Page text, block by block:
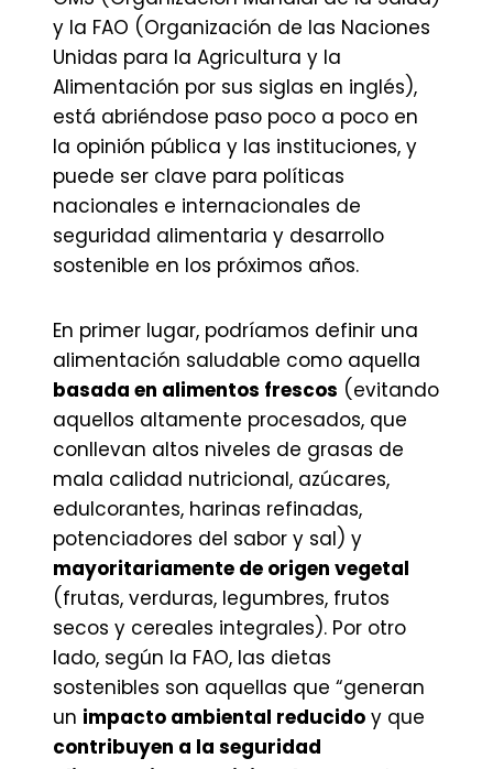
y la FAO (Organización de las Naciones
Unidas para la Agricultura y la
Alimentación por sus siglas en inglés),
está abriéndose paso poco a poco en
la opinión pública y las instituciones, y
puede ser clave para políticas
nacionales e internacionales de
seguridad alimentaria y desarrollo
sostenible en los próximos años.
En primer lugar, podríamos definir una
alimentación saludable como aquella
basada en alimentos frescos (evitando
aquellos altamente procesados, que
conllevan altos niveles de grasas de
mala calidad nutricional, azúcares,
edulcorantes, harinas refinadas,
potenciadores del sabor y sal) y
mayoritariamente de origen vegetal
(frutas, verduras, legumbres, frutos
secos y cereales integrales). Por otro
lado, según la FAO, las dietas
sostenibles son aquellas que “generan
un impacto ambiental reducido y que
contribuyen a la seguridad